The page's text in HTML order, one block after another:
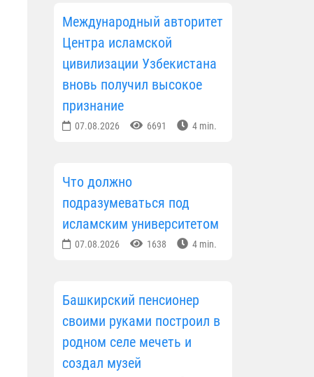
Международный авторитет
Центра исламской
цивилизации Узбекистана
вновь получил высокое
признание
07.08.2026 6691 4 min.
Что должно
подразумеваться под
исламским университетом
07.08.2026 1638 4 min.
Башкирский пенсионер
своими руками построил в
родном селе мечеть и
создал музей